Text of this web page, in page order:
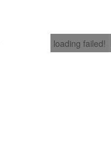
loading failed!